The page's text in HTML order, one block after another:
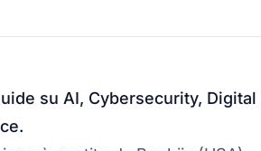
su AI, Cybersecurity, Digital